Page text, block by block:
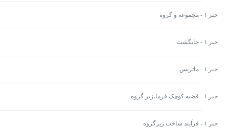
جبر ۱ - مجموعه و گروه
جبر ۱ - جایگشت
جبر ۱ - ماتریس
جبر ۱ - قضیه کوچک فرما،زیر گروه
جبر ۱ - فرآیند ساخت زیرگروه